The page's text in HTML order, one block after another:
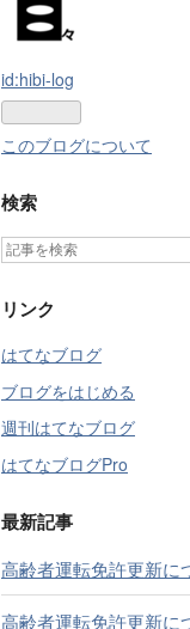
id:hibi-log
このブログについて
検索
リンク
はてなブログ
ブログをはじめる
週刊はてなブログ
はてなブログPro
最新記事
高齢者運転免許更新に
高齢者運転免許更新に